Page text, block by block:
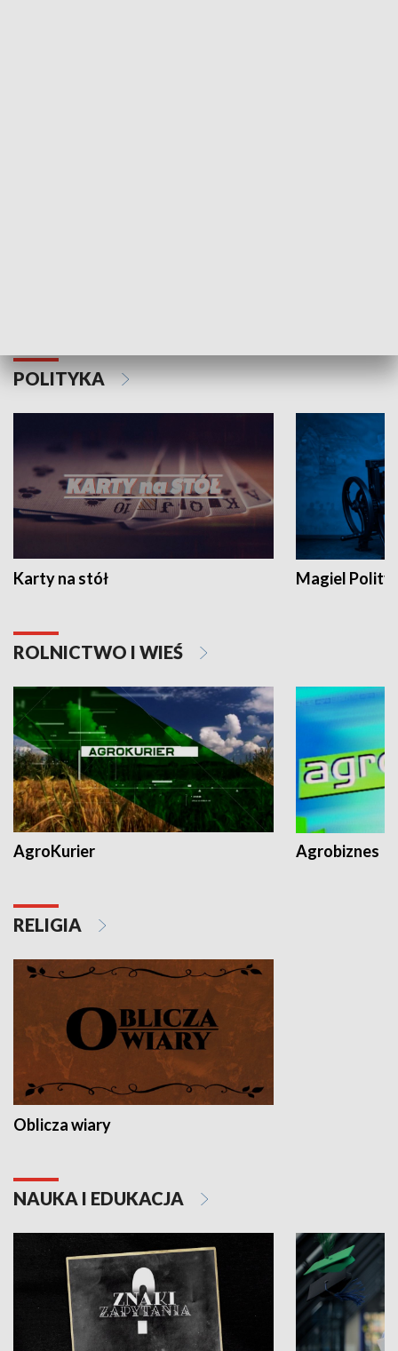
POLITYKA
Karty na stół Magiel
ROLNICTWO I WIEŚ
AgroKurier Agrobiznes
RELIGIA
Oblicza wiary
NAUKA I EDUKACJA